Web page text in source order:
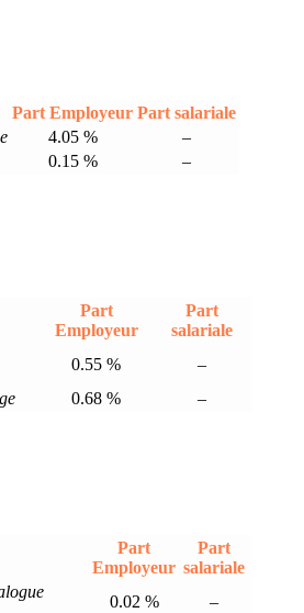
Part Employeur Part salariale
4.05 %
–
0.15 % –
Part
Employeur
Part
salariale
0.55 %
–
0.68 % –
Part
Employeur
Part
salariale
0.02 %
–